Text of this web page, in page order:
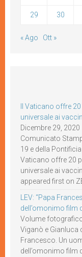
29 30
« Ago Ott »
Il Vaticano offre
universale ai
Dicembre 29, 2020
Comunicato
19 e della
Vaticano offre 20
universale ai
appeared first on
LEV: “Papa
dell’omonimo film
Volume
Viganò e Gianluca
Francesco. Un
dell’omonimo film